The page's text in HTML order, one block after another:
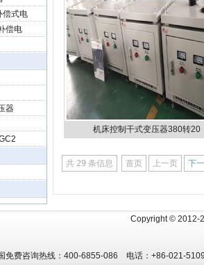
偿式电
偿电
器
机床控制干式变压器380转20
共 29 条信息 首页 上一页 下
Copyright© 2012-
免费咨询热线：400-6855-086 电话：+86-021-